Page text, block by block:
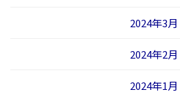
2024年3月
2024年2月
2024年1月